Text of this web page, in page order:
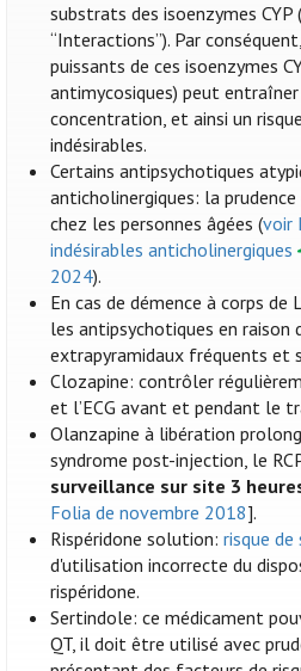
substrats des isoenzymes CYP
“Interactions”). Par
puissants de ces isoenzymes
antimycosiques) peut
concentration, et ainsi un
indésirables.
Certains antipsychotiques
anticholinergiques: la
chez les personnes âgées (voir
indésirables anticholinergiques
2024).
En cas de démence à corps
les antipsychotiques en raison
extrapyramidaux fréquents et
Clozapine: contrôler
et l’ECG avant et pendant le
Olanzapine à libération
syndrome post-injection, le
surveillance sur site 3
Folia de novembre 2018].
Rispéridone solution:risque de
d'utilisation incorrecte du
rispéridone.
Sertindole: ce médicament
QT, il doit être utilisé avec